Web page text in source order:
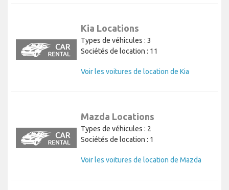
Kia Locations
Types de véhicules : 3
Sociétés de location : 11
Voir les voitures de location de Kia
Mazda Locations
Types de véhicules : 2
Sociétés de location : 1
Voir les voitures de location de Mazda